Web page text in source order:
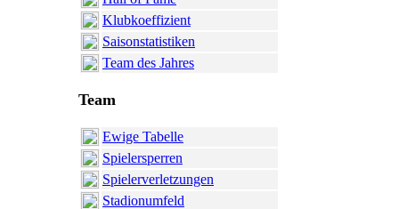
Klubkoeffizient
Saisonstatistiken
Team des Jahres
Team
Ewige Tabelle
Spielersperren
Spielerverletzungen
Stadionumfeld